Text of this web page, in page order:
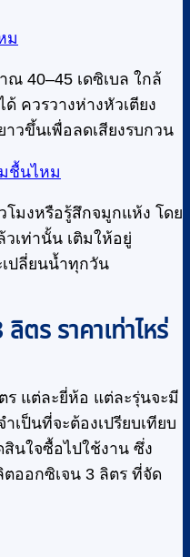
ม
40–45 เดซิเบล ใกล้
ควรวางห่างหัวเตียง
วขึ้นเพื่อลดเสียงรบกวน
ชื้นไหม
โมงหรือรู้สึกจมูกแห้ง โดย
เท่านั้น เติมให้อยู่
ปลี่ยนน้ำทุกวัน
ตร ราคาเท่าไหร่
ร แต่ละยี่ห้อ แต่ละรุ่นจะมี
เป็นที่จะต้องเปรียบเทียบ
นใจซื้อไปใช้งาน ซึ่ง
ออกซิเจน 3 ลิตร ที่จัด